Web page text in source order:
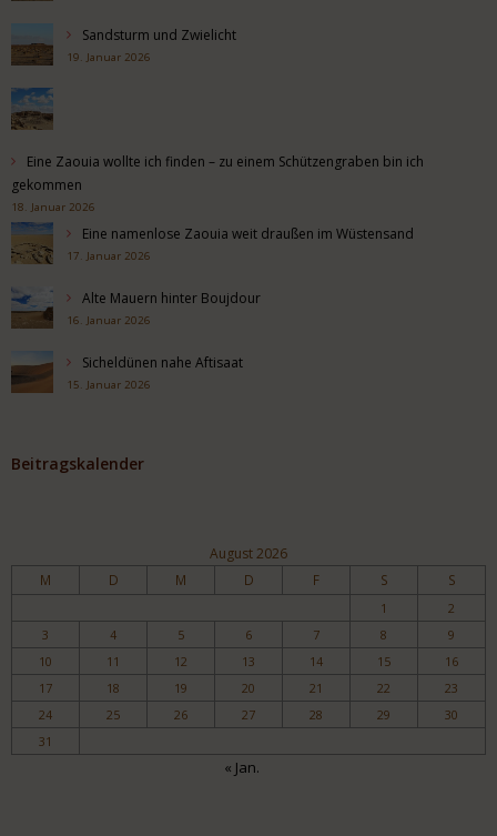
Sandsturm und Zwielicht
19. Januar 2026
Eine Zaouia wollte ich finden – zu einem Schützengraben bin ich
gekommen
18. Januar 2026
Eine namenlose Zaouia weit draußen im Wüstensand
17. Januar 2026
Alte Mauern hinter Boujdour
16. Januar 2026
Sicheldünen nahe Aftisaat
15. Januar 2026
Beitragskalender
August 2026
M D M D F S S
1
2
3
4 5 6 7 8
9
10
11 12 13 14 15
16
17
18 19 20 21 22
23
24
25 26 27 28 29
30
31
« Jan.